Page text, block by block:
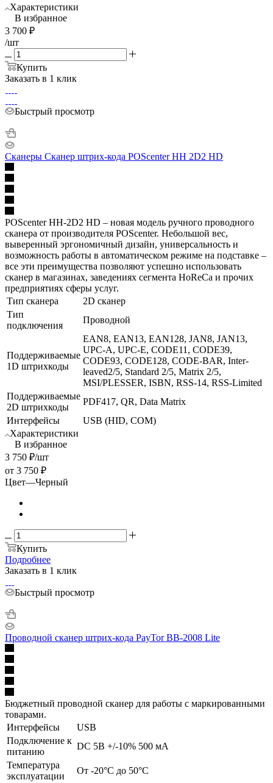
Характеристики
В избранное
3 700 ₽
/шт
Купить
Заказать в 1 клик
Быстрый просмотр
Сканеры Сканер штрих-кода POScenter HH 2D2 HD
POScenter HH-2D2 HD – новая модель ручного проводного
сканера от производителя POScenter. Небольшой вес,
выверенный эргономичный дизайн, универсальность и
возможность работы в автоматическом режиме на подставке –
все эти преимущества позволяют успешно использовать
сканер в магазинах, заведениях сегмента HoReCa и прочих
предприятиях сферы услуг.
Тип сканера
2D сканер
Тип
подключения
Проводной
Поддерживаемые
1D штрихкоды
EAN8, EAN13, EAN128, JAN8, JAN13,
UPC-A, UPC-E, CODE11, CODE39,
CODE93, CODE128, CODE-BAR, Inter-
leaved2/5, Standard 2/5, Matrix 2/5,
MSI/PLESSER, ISBN, RSS-14, RSS-Limited
Поддерживаемые
2D штрихкоды
PDF417, QR, Data Matrix
Интерфейсы
USB (HID, COM)
Характеристики
В избранное
3 750 ₽/шт
от 3 750 ₽
Цвет—Черный
Купить
Подробнее
Заказать в 1 клик
Быстрый просмотр
Проводной сканер штрих-кода PayTor BB-2008 Lite
Бюджетный проводной сканер для работы с маркированными
товарами.
Интерфейсы
USB
Подключение к
питанию
DC 5В +/-10% 500 мА
Температура
эксплуатации
От -20°C до 50°C